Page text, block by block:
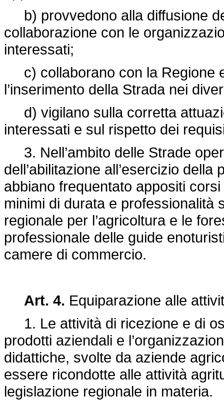
b) provvedono alla diffusione
collaborazione con le
interessati;
c) collaborano con la Regione
l’inserimento della Strada nei
d) vigilano sulla corretta
interessati e sul rispetto dei
3. Nell’ambito delle Strade
dell’abilitazione all’esercizio
abbiano frequentato appositi
minimi di durata e professionalità
regionale per l’agricoltura e le
professionale delle guide
camere di commercio.
Art. 4. Equiparazione alle
1. Le attività di ricezione e di
prodotti aziendali e
didattiche, svolte da aziende
essere ricondotte alle attività
legislazione regionale in materia.